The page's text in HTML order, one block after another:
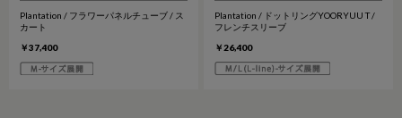
Plantation / フラワーパネルチューブ / ス
カート
￥37,400
Plantation / ドットリングYOORYUU T /
フレンチスリーブ
￥26,400